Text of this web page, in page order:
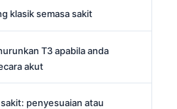
klasik semasa sakit
T3 apabila anda
akut
penyesuaian atau